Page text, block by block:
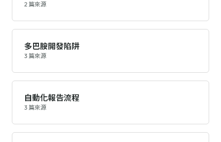
2 篇來源
多巴胺開發陷阱
3 篇來源
自動化報告流程
3 篇來源